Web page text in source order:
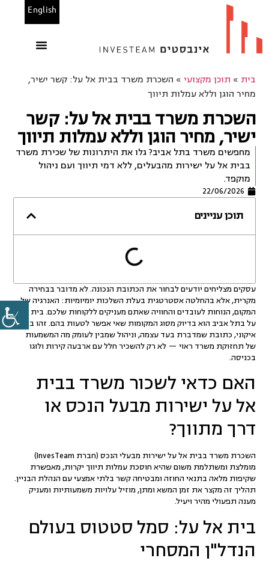
English
בית » תוכן מקצועי » השכרת משרד בבית אל על: קשר ישיר,
מחיר הוגן וללא עמלות תיווך
השכרת משרד בבית אל על: קשר
ישיר, מחיר הוגן וללא עמלות תיווך
מחפשים משרד בתל אביב? גלו את היתרונות של שכירת משרד
בבית אל על ישירות מהבעלים, ללא דמי תיווך ועם ניהול
מוקפד.
22/06/2026
תוכן עניינים
עסקים מצליחים יודעים לבחור את הכתובת הנכונה. לא מדובר בבחירה
מקרית, אלא בהחלטה אסטרטגית בעלת השלכות יומיומיות: האנרגיה של
המקום, הנוחות לעובדים והחוויה שאתם מעניקים ללקוחות שלכם. בית אל
על בתל אביב הוא בדיוק מסוג המקומות שאי אפשר לטעות בהם. זהו בניין
איקוני, כתובת שמדברת בעד עצמה, וניהול שמבין לעומק מה המשמעות
של תחזוקת משרד ראוי — לא רק להשכיר חלל עם ארבעה קירות ולוגו
בכניסה.
האם כדאי לשכור משרד בבית
אל על ישירות מבעל הנכס או
דרך מתווך?
השכרת משרד בבית אל על ישירות מבעלי הנכס (חברת InvesTeam
)
מומלצת ומשתלמת משום שהיא חוסכת עמלות תיווך יקרות, מאפשרת
שקיפות מלאה בתנאי החוזה ומבטיחה קשר בלתי אמצעי עם הנהלת הבניין.
תהליך זה מקצר את זמן המשא ומתן, מוזיל עלויות משמעותיות ומעניק
מענה תפעולי מהיר ויעיל.
בית אל על: סמל סטטוס בעולם
הנדל"ן המסחרי